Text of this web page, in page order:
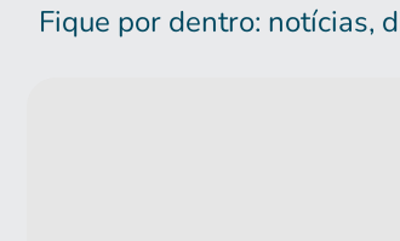
Fique por dentro: notícias,